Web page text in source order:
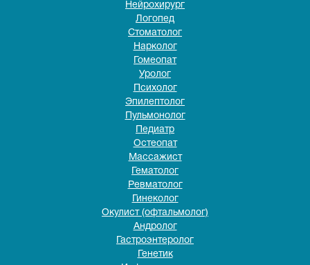
Нейрохирург
Логопед
Стоматолог
Нарколог
Гомеопат
Уролог
Психолог
Эпилептолог
Пульмонолог
Педиатр
Остеопат
Массажист
Гематолог
Ревматолог
Гинеколог
Окулист (офтальмолог)
Андролог
Гастроэнтеролог
Генетик